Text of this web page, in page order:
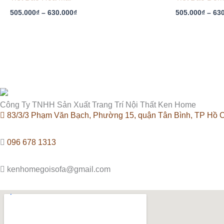
505.000₫ – 630.000₫ 505.000₫ –
Công Ty TNHH Sản Xuất Trang Trí Nội Thất Ken Home
83/3/3 Phạm Văn Bạch, Phường 15, quận Tân Bình, TP Hồ
096 678 1313
kenhomegoisofa@gmail.com